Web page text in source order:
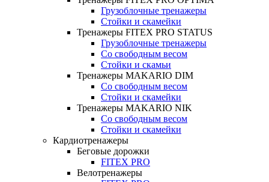
Грузоблочные тренажеры
Стойки и скамейки
Тренажеры FITEX PRO STATUS
Грузоблочные тренажеры
Со свободным весом
Стойки и скамьи
Тренажеры MAKARIO DIM
Со свободным весом
Стойки и скамейки
Тренажеры MAKARIO NIK
Со свободным весом
Стойки и скамейки
Кардиотренажеры
Беговые дорожки
FITEX PRO
Велотренажеры